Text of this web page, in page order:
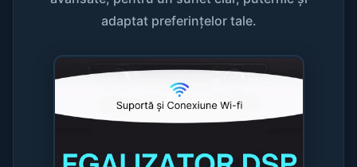
adaptat preferințelor tale.